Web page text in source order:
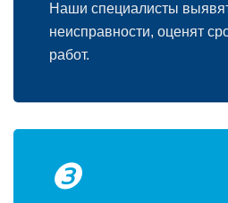
Наши специалисты
неисправности, оценят
работ.
❸